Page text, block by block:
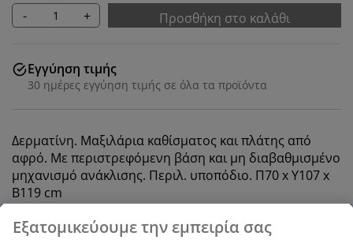
- + Προσθήκη στο καλάθι
Εγγύηση τιμής
30 ημέρες εγγύηση τιμής σε όλα τα προϊόντα
Δερματίνη. Μαξιλάρια καθίσματος και πλάτης από
αφρό. Με περιστρεφόμενη βάση και μη διαβαθμισμένο
μηχανισμό ανάκλισης. Περιλ. υποπόδιο. Π70 x Υ107 x
Β119 cm
SKU: 3670053